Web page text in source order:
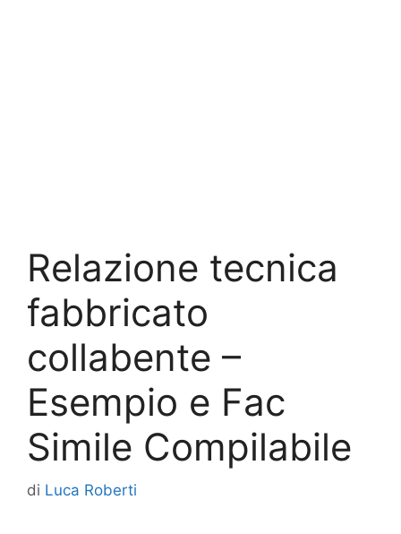
Relazione tecnica
fabbricato
collabente​ –
Esempio e Fac
Simile Compilabile
di Luca Roberti